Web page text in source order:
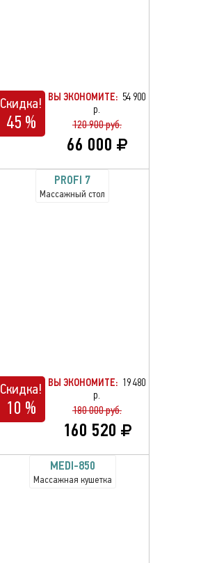
Скидка!
45 %
ВЫ ЭКОНОМИТЕ: 54 900
р.
120 900 руб.
66 000
PROFI 7
Массажный стол
Скидка!
10 %
ВЫ ЭКОНОМИТЕ: 19 480
р.
180 000 руб.
160 520
MEDI-850
Массажная кушетка